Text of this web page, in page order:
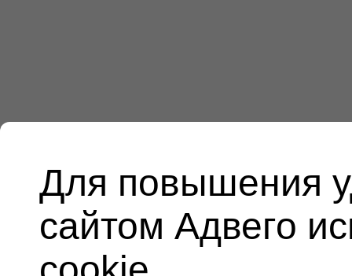
Для повышения
сайтом Адвего